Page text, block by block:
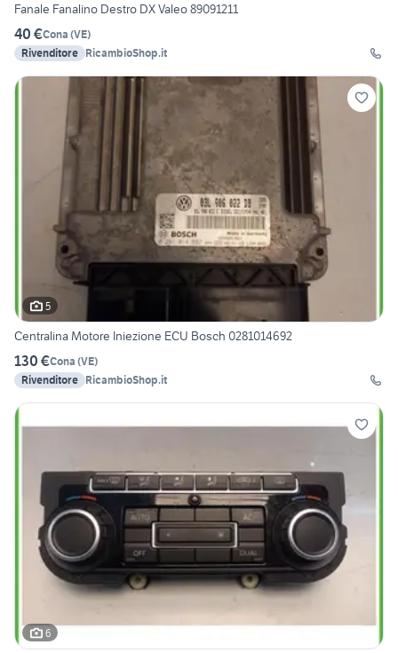
Fanale Fanalino Destro DX Valeo 89091211
40 €Cona (VE)
Rivenditore RicambioShop.it
5
Centralina Motore Iniezione ECU Bosch 0281014692
130 €Cona (VE)
Rivenditore RicambioShop.it
6